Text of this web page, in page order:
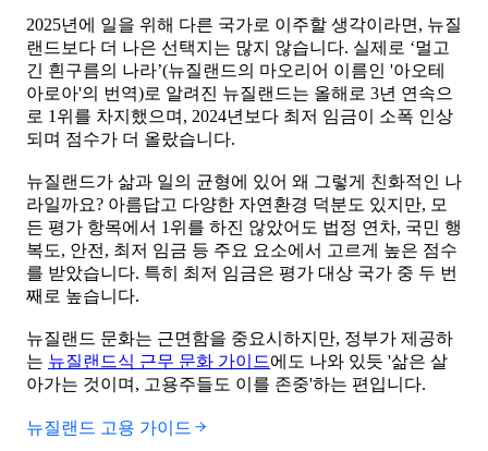
2025년에 일을 위해 다른 국가로 이주할 생각이라면, 뉴질
랜드보다 더 나은 선택지는 많지 않습니다. 실제로 ‘멀고
긴 흰구름의 나라’(뉴질랜드의 마오리어 이름인 '아오테
아로아'의 번역)로 알려진 뉴질랜드는 올해로 3년 연속으
로 1위를 차지했으며, 2024년보다 최저 임금이 소폭 인상
되며 점수가 더 올랐습니다.
뉴질랜드가 삶과 일의 균형에 있어 왜 그렇게 친화적인 나
라일까요? 아름답고 다양한 자연환경 덕분도 있지만, 모
든 평가 항목에서 1위를 하진 않았어도 법정 연차, 국민 행
복도, 안전, 최저 임금 등 주요 요소에서 고르게 높은 점수
를 받았습니다. 특히 최저 임금은 평가 대상 국가 중 두 번
째로 높습니다.
뉴질랜드 문화는 근면함을 중요시하지만, 정부가 제공하
는 뉴질랜드식 근무 문화 가이드에도 나와 있듯 '삶은 살
아가는 것이며, 고용주들도 이를 존중'하는 편입니다.
뉴질랜드 고용 가이드